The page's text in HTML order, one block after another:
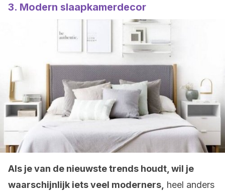
3. Modern slaapkamerdecor
Als je van de nieuwste trends houdt, wil je
waarschijnlijk iets veel moderners, heel anders